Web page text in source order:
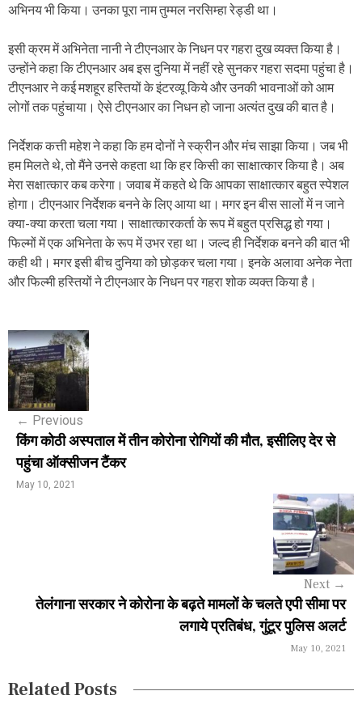
अभिनय भी किया। उनका पूरा नाम तुम्मल नरसिम्हा रेड्डी था।
इसी क्रम में अभिनेता नानी ने टीएनआर के निधन पर गहरा दुख व्यक्त किया है।
उन्होंने कहा कि टीएनआर अब इस दुनिया में नहीं रहे सुनकर गहरा सदमा पहुंचा है।
टीएनआर ने कई मशहूर हस्तियों के इंटरव्यू किये और उनकी भावनाओं को आम
लोगों तक पहुंचाया। ऐसे टीएनआर का निधन हो जाना अत्यंत दुख की बात है।
निर्देशक कत्ती महेश ने कहा कि हम दोनों ने स्क्रीन और मंच साझा किया। जब भी
हम मिलते थे, तो मैंने उनसे कहता था कि हर किसी का साक्षात्कार किया है। अब
मेरा सक्षात्कार कब करेगा। जवाब में कहते थे कि आपका साक्षात्कार बहुत स्पेशल
होगा। टीएनआर निर्देशक बनने के लिए आया था। मगर इन बीस सालों में न जाने
क्या-क्या करता चला गया। साक्षात्कारकर्ता के रूप में बहुत प्रसिद्ध हो गया।
फिल्मों में एक अभिनेता के रूप में उभर रहा था। जल्द ही निर्देशक बनने की बात भी
कही थी। मगर इसी बीच दुनिया को छोड़कर चला गया। इनके अलावा अनेक नेता
और फिल्मी हस्तियों ने टीएनआर के निधन पर गहरा शोक व्यक्त किया है।
P
o
s
n
a
o
← Previous
किंग कोठी अस्पताल में तीन कोरोना रोगियों की मौत, इसीलिए देर से
पहुंचा ऑक्सीजन टैंकर
May 10, 2021
Next →
तेलंगाना सरकार ने कोरोना के बढ़ते मामलों के चलते एपी सीमा पर
लगाये प्रतिबंध, गुंटूर पुलिस अलर्ट
May 10, 2021
Related Posts